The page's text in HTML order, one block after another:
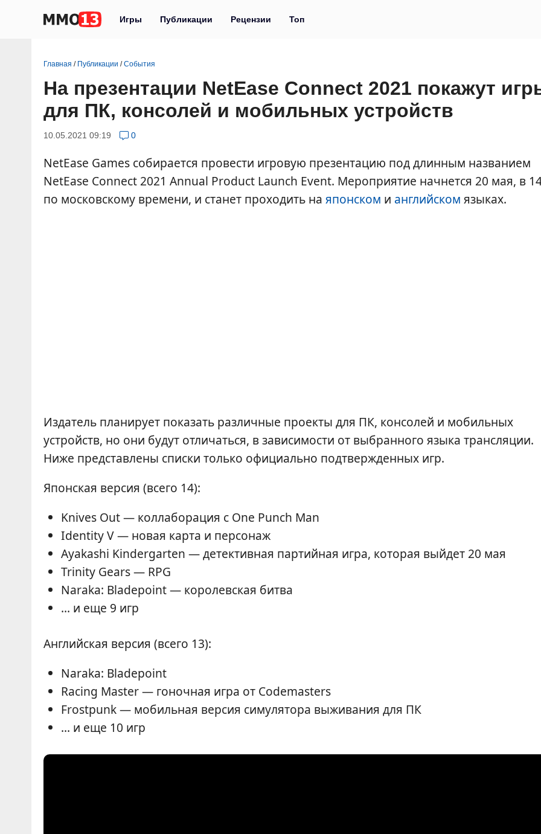
Игры Публикации Рецензии Топ
Главная / Публикации /События
На презентации NetEase Connect 2021 покажут
для ПК, консолей и мобильных устройств
10.05.2021 09:19 0
NetEase Games собирается провести игровую презентацию под длинным названием
NetEase Connect 2021 Annual Product Launch Event. Мероприятие начнется 20 мая, в
по московскому времени, и станет проходить на японском и английском языках.
Издатель планирует показать различные проекты для ПК, консолей и мобильных
устройств, но они будут отличаться, в зависимости от выбранного языка трансляции.
Ниже представлены списки только официально подтвержденных игр.
Японская версия (всего 14):
Knives Out — коллаборация с One Punch Man
Identity V — новая карта и персонаж
Ayakashi Kindergarten — детективная партийная игра, которая выйдет 20 мая
Trinity Gears — RPG
Naraka: Bladepoint — королевская битва
... и еще 9 игр
Английская версия (всего 13):
Naraka: Bladepoint
Racing Master — гоночная игра от Codemasters
Frostpunk — мобильная версия симулятора выживания для ПК
... и еще 10 игр